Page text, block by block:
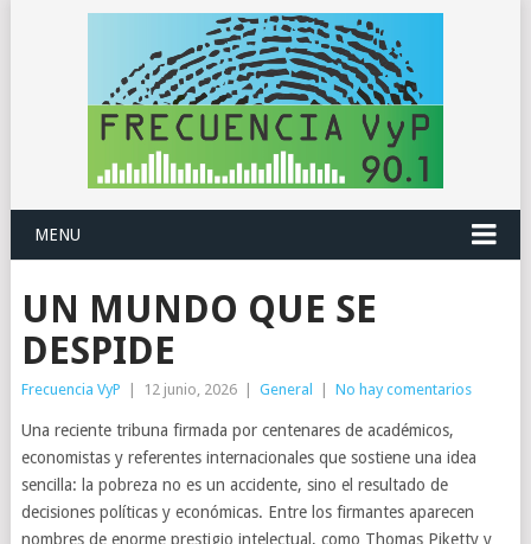
MENU
UN MUNDO QUE SE
DESPIDE
Frecuencia VyP 12 junio, 2026 General No hay comentarios
Una reciente tribuna firmada por centenares de académicos,
economistas y referentes internacionales que sostiene una idea
sencilla: la pobreza no es un accidente, sino el resultado de
decisiones políticas y económicas. Entre los firmantes aparecen
nombres de enorme prestigio intelectual, como Thomas Piketty y